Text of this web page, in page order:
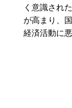
く意識され
が高まり、
経済活動に